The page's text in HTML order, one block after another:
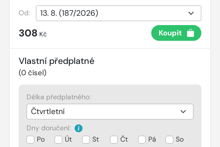
Od:
308 Kč Koupit
Vlastní předplatné
(0 čísel)
Délka předplatného:
Dny doručení:
Po
Út St Čt Pá So